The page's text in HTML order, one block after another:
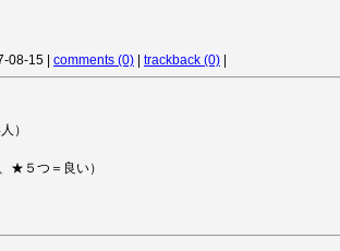
08-15 | comments (0) | trackback (0) |
）
★５つ＝良い）